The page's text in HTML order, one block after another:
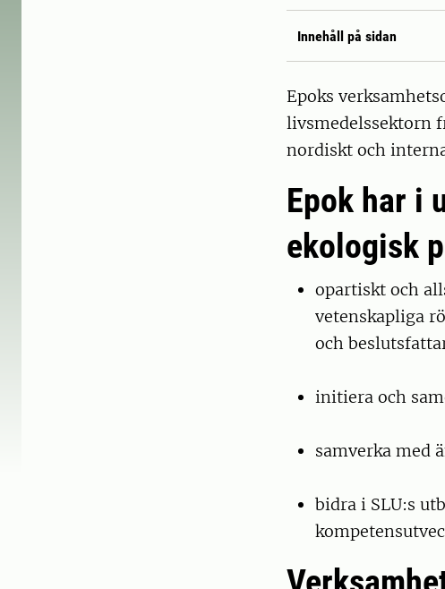
Innehåll på sidan
Epoks
livsmedelssektorn
nordiskt och
Epok har i
ekologisk
opartiskt och
vetenskapliga
och
initiera och
samverka med
bidra i SLU:s